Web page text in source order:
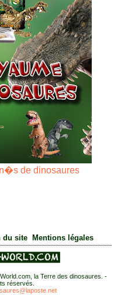
de dinosaures
du site| Mentions légales
la Terre des dinosaures. -
réservés.